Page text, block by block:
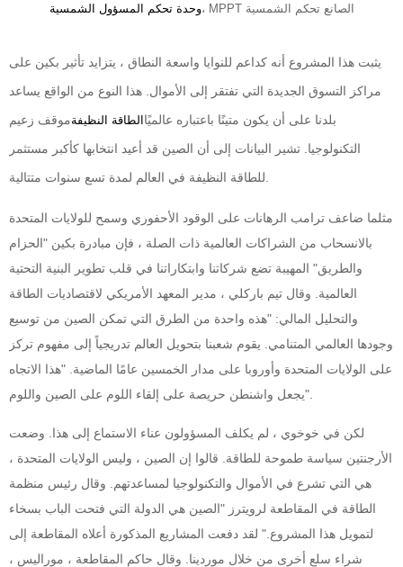
وحدة تحكم المسؤول الشمسية ، MPPT الصانع تحكم الشمسية
يثبت هذا المشروع أنه كداعم للنوايا واسعة النطاق ، يتزايد تأثير بكين على
مراكز التسوق الجديدة التي تفتقر إلى الأموال. هذا النوع من الواقع يساعد
بلدنا على أن يكون متينًا باعتباره عالميًا الطاقة النظيفةموقف زعيم
التكنولوجيا. تشير البيانات إلى أن الصين قد أعيد انتخابها كأكبر مستثمر
مثلما ضاعف ترامب الرهانات على الوقود الأحفوري وسمح للولايات المتحدة
بالانسحاب من الشراكات العالمية ذات الصلة ، فإن مبادرة بكين "الحزام
والطريق" المهيبة تضع شركاتنا وابتكاراتنا في قلب تطوير البنية التحتية
العالمية. وقال تيم باركلي ، مدير المعهد الأمريكي لاقتصاديات الطاقة
والتحليل المالي: "هذه واحدة من الطرق التي تمكن الصين من توسيع
وجودها العالمي المتنامي. يقوم شعبنا بتحويل العالم تدريجياً إلى مفهوم تركز
على الولايات المتحدة وأوروبا على مدار الخمسين عامًا الماضية. "هذا الاتجاه
يجعل واشنطن حريصة على إلقاء اللوم على الصين واللوم".
لكن في خوخوي ، لم يكلف المسؤولون عناء الاستماع إلى هذا. وضعت
الأرجنتين سياسة طموحة للطاقة. قالوا إن الصين ، وليس الولايات المتحدة ،
هي التي تشرع في الأموال والتكنولوجيا لمساعدتهم. وقال رئيس منظمة
الطاقة في المقاطعة لرويترز "الصين هي الدولة التي فتحت الباب بسخاء
لتمويل هذا المشروع." لقد دفعت المشاريع المذكورة أعلاه المقاطعة إلى
شراء سلع أخرى من خلال موردينا. وقال حاكم المقاطعة ، موراليس ،